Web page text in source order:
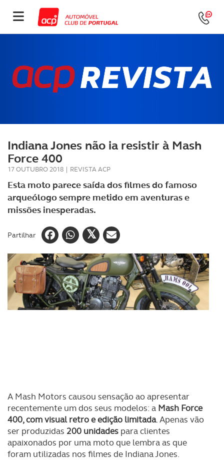
Indiana Jones não ia resistir à Mash
Force 400
17 OUTUBRO 2018 | REVISTA ACP
Esta moto parece saída dos filmes do famoso
arqueólogo sempre metido em aventuras e
missões inesperadas.
Partilhar
A Mash Motors causou sensação ao apresentar
recentemente um dos seus modelos: a Mash Force
400, com visual retro e edição limitada. Apenas vão
ser produzidas 200 unidades para clientes
apaixonados por uma moto que lembra as que
foram utilizadas nos filmes de Indiana Jones.